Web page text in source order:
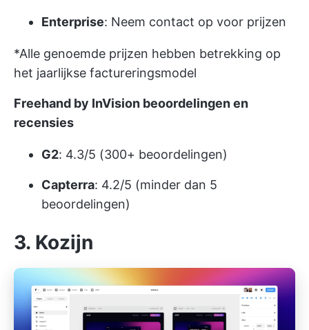
Enterprise: Neem contact op voor prijzen
*Alle genoemde prijzen hebben betrekking op
het jaarlijkse factureringsmodel
Freehand by InVision beoordelingen en
recensies
G2: 4.3/5 (300+ beoordelingen)
Capterra: 4.2/5 (minder dan 5
beoordelingen)
3. Kozijn